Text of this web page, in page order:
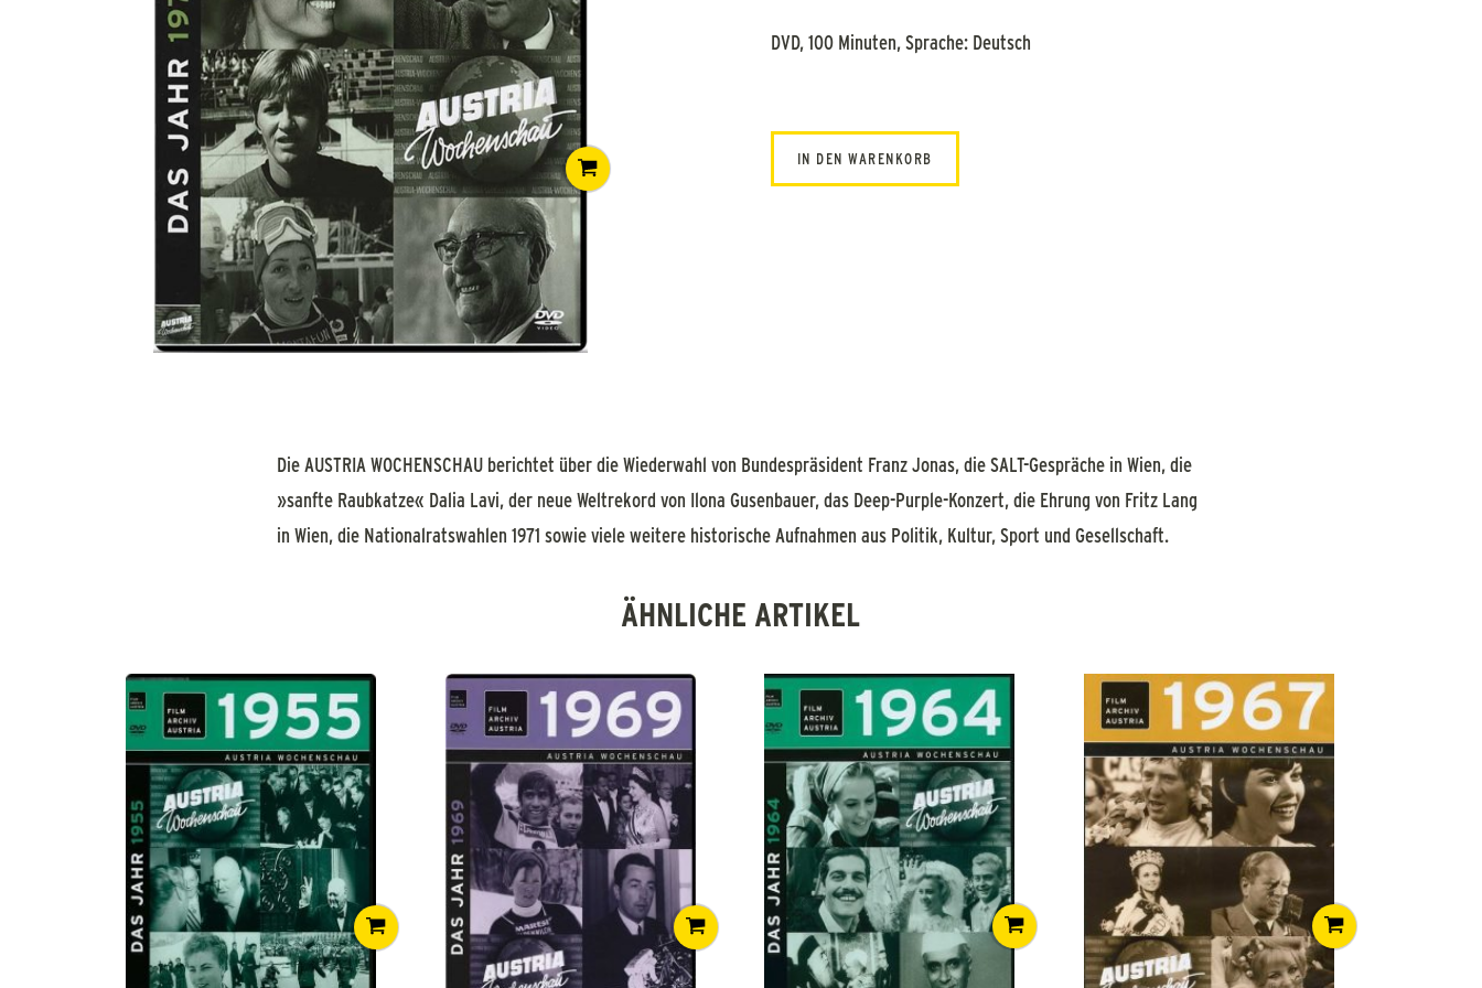
DVD, 100 Minuten, Sprache: Deutsch
IN DEN WARENKORB
Die AUSTRIA WOCHENSCHAU berichtet über die Wiederwahl von Bundespräsident Franz Jonas, die SALT-Gespräche in Wien, die
»sanfte Raubkatze« Dalia Lavi, der neue Weltrekord von Ilona Gusenbauer, das Deep-Purple-Konzert, die Ehrung von Fritz Lang
in Wien, die Nationalratswahlen 1971 sowie viele weitere historische Aufnahmen aus Politik, Kultur, Sport und Gesellschaft.
ÄHNLICHE ARTIKEL